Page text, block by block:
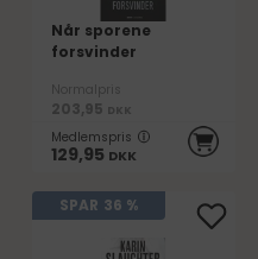
Når sporene
forsvinder
Normalpris
203,95 DKK
Medlemspris
129,95 DKK
SPAR 36 %